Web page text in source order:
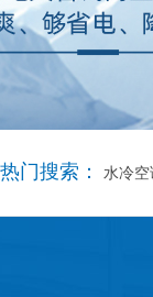
热门搜索： 水冷